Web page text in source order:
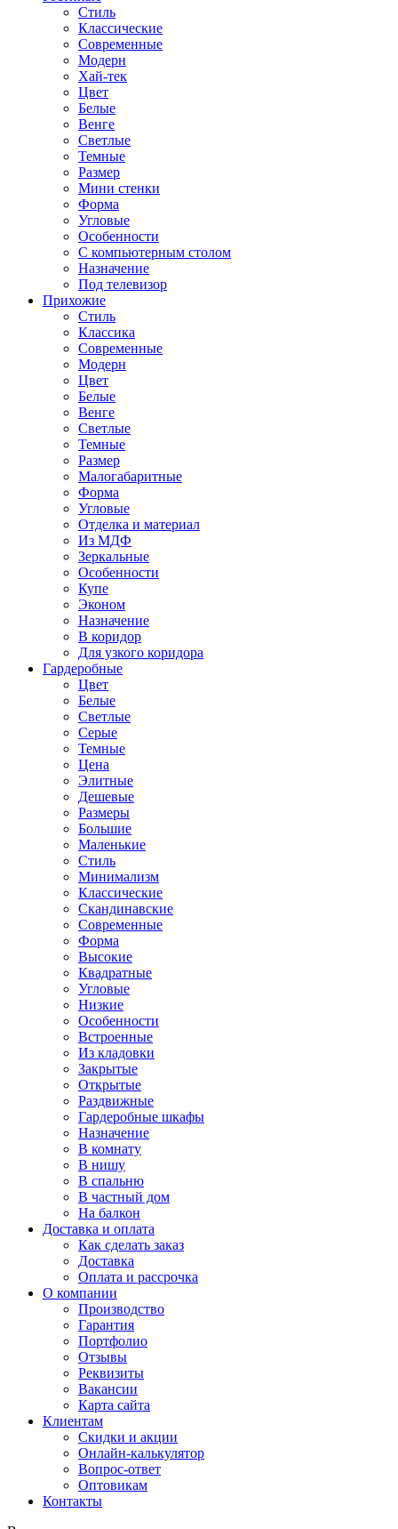
Стиль
Классические
Современные
Модерн
Хай-тек
Цвет
Белые
Венге
Светлые
Темные
Размер
Мини стенки
Форма
Угловые
Особенности
С компьютерным столом
Назначение
Под телевизор
Прихожие
Стиль
Классика
Современные
Модерн
Цвет
Белые
Венге
Светлые
Темные
Размер
Малогабаритные
Форма
Угловые
Отделка и материал
Из МДФ
Зеркальные
Особенности
Купе
Эконом
Назначение
В коридор
Для узкого коридора
Гардеробные
Цвет
Белые
Светлые
Серые
Темные
Цена
Элитные
Дешевые
Размеры
Большие
Маленькие
Стиль
Минимализм
Классические
Скандинавские
Современные
Форма
Высокие
Квадратные
Угловые
Низкие
Особенности
Встроенные
Из кладовки
Закрытые
Открытые
Раздвижные
Гардеробные шкафы
Назначение
В комнату
В нишу
В спальню
В частный дом
На балкон
Доставка и оплата
Как сделать заказ
Доставка
Оплата и рассрочка
О компании
Производство
Гарантия
Портфолио
Отзывы
Реквизиты
Вакансии
Карта сайта
Клиентам
Скидки и акции
Онлайн-калькулятор
Вопрос-ответ
Оптовикам
Контакты